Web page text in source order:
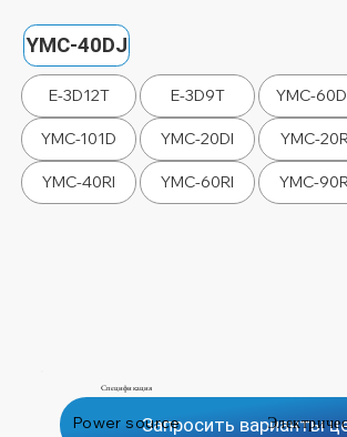
YMC-40DJ
E-3D12T E-3D9T YMC-
YMC-101D YMC-20DI YMC-
YMC-40RI YMC-60RI YMC-
Запросить варианты
Power source
Спецификация